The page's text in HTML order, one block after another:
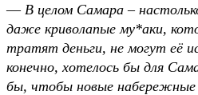
— В целом Самара –
даже криволапые му*аки,
тратят деньги, не могут её
конечно, хотелось бы для
бы, чтобы новые набережные